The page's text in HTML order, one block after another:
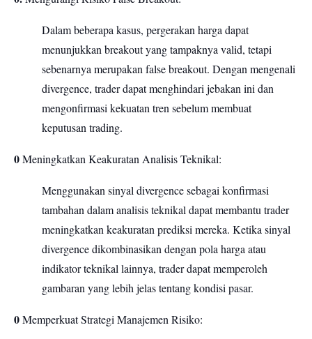
Dalam beberapa kasus, pergerakan harga dapat
menunjukkan breakout yang tampaknya valid, tetapi
sebenarnya merupakan false breakout. Dengan mengenali
divergence, trader dapat menghindari jebakan ini dan
mengonfirmasi kekuatan tren sebelum membuat
keputusan trading.
0Meningkatkan Keakuratan Analisis Teknikal:
Menggunakan sinyal divergence sebagai konfirmasi
tambahan dalam analisis teknikal dapat membantu trader
meningkatkan keakuratan prediksi mereka. Ketika sinyal
divergence dikombinasikan dengan pola harga atau
indikator teknikal lainnya, trader dapat memperoleh
gambaran yang lebih jelas tentang kondisi pasar.
0Memperkuat Strategi Manajemen Risiko: